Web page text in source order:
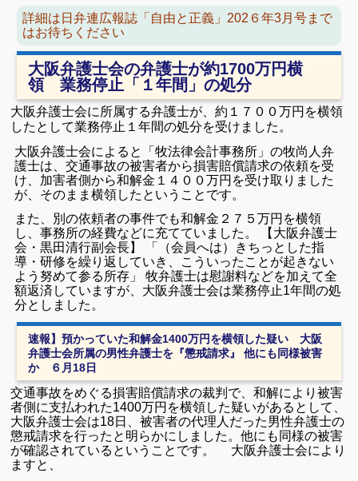
詳細は日弁連広報誌「自由と正義」202６年3月号まで
はお待ちください
大阪弁護士会の弁護士が約1700万円横
領 業務停止「１年間」の処分
大阪弁護士会に所属する弁護士が、約１７００万円を横領
したとして業務停止１年間の処分を受けました。
大阪弁護士会によると「牧法律会計事務所」の牧尚人弁
護士は、交通事故の被害者から損害賠償請求の依頼を受
け、加害者側から和解金１４００万円を受け取りました
が、そのまま横領したということです。
また、別の依頼者の事件でも和解金２７５万円を横領
し、事務所の経費などに充てていました。 【大阪弁護士
会・黒田清行副会長】 「（会員へは）きちっとした指
導・研修を繰り返していき、こういったことが起きない
よう努めて参る所存」 牧弁護士は慰謝料などを加えて全
額返済していますが、大阪弁護士会は業務停止1年間の処
分としました。
速報】預かっていた和解金1400万円を横領した疑い 大阪
弁護士会所属の男性弁護士を『懲戒請求』 他にも同様被害
か ６月18日
交通事故をめぐる損害賠償請求の裁判で、和解により被害
者側に支払われた1400万円を横領した疑いがあるとして、
大阪弁護士会は18日、被害者の代理人だった男性弁護士の
懲戒請求を行ったと明らかにしました。他にも同様の被害
が確認されているということです。 大阪弁護士会により
ますと、